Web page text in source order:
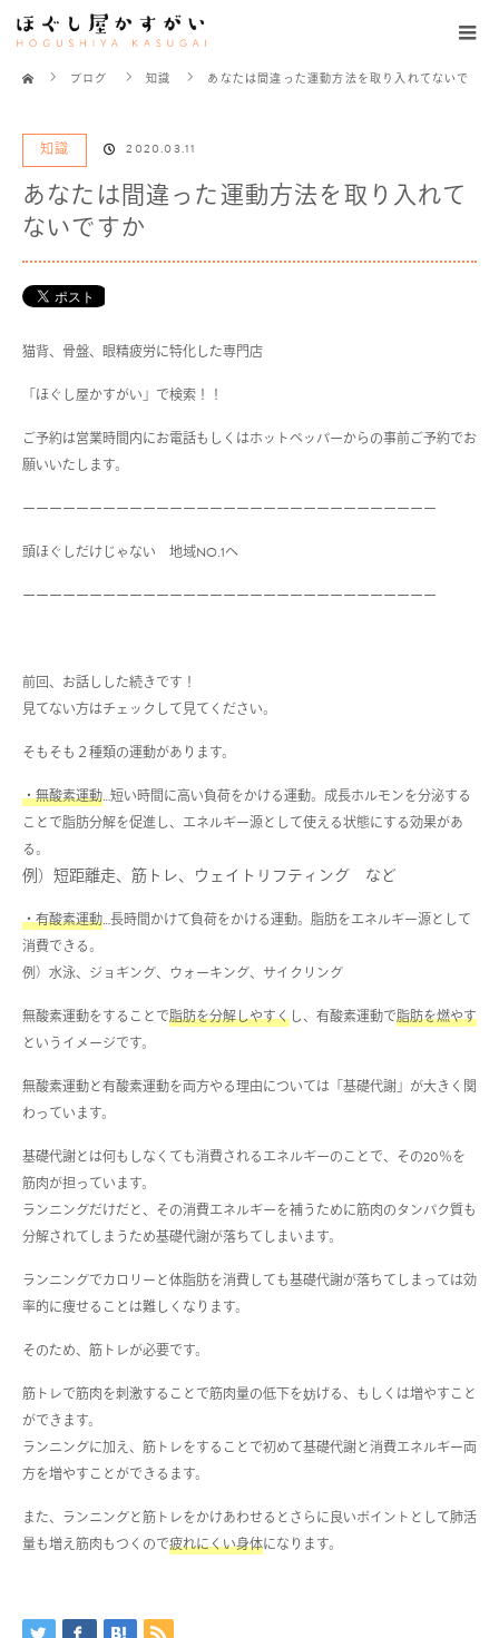
ブログ
知識 あなたは間違った運動方法を取り入れてないで
知識 2020.03.11
あなたは間違った運動方法を取り入れて
ないですか
猫背、骨盤、眼精疲労に特化した専門店
「ほぐし屋かすがい」で検索！！
ご予約は営業時間内にお電話もしくはホットペッパーからの事前ご予約でお
願いいたします。
ーーーーーーーーーーーーーーーーーーーーーーーーーーーーーーー
頭ほぐしだけじゃない 地域NO.1へ
ーーーーーーーーーーーーーーーーーーーーーーーーーーーーーーー
前回、お話しした続きです！
見てない方はチェックして見てください。
そもそも２種類の運動があります。
・無酸素運動…短い時間に高い負荷をかける運動。成長ホルモンを分泌する
ことで脂肪分解を促進し、エネルギー源として使える状態にする効果があ
る。
例）短距離走、筋トレ、ウェイトリフティング など
・有酸素運動…長時間かけて負荷をかける運動。脂肪をエネルギー源として
消費できる。
例）水泳、ジョギング、ウォーキング、サイクリング
無酸素運動をすることで脂肪を分解しやすくし、有酸素運動で脂肪を燃やす
というイメージです。
無酸素運動と有酸素運動を両方やる理由については「基礎代謝」が大きく関
わっています。
基礎代謝とは何もしなくても消費されるエネルギーのことで、その20％を
筋肉が担っています。
ランニングだけだと、その消費エネルギーを補うために筋肉のタンパク質も
分解されてしまうため基礎代謝が落ちてしまいます。
ランニングでカロリーと体脂肪を消費しても基礎代謝が落ちてしまっては効
率的に痩せることは難しくなります。
そのため、筋トレが必要です。
筋トレで筋肉を刺激することで筋肉量の低下を妨げる、もしくは増やすこと
ができます。
ランニングに加え、筋トレをすることで初めて基礎代謝と消費エネルギー両
方を増やすことができるます。
また、ランニングと筋トレをかけあわせるとさらに良いポイントとして肺活
量も増え筋肉もつくので疲れにくい身体になります。